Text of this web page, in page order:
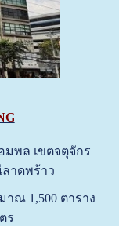
มพล เขตจตุจักร
ลาดพร้าว
าณ 1,500 ตาราง
ร